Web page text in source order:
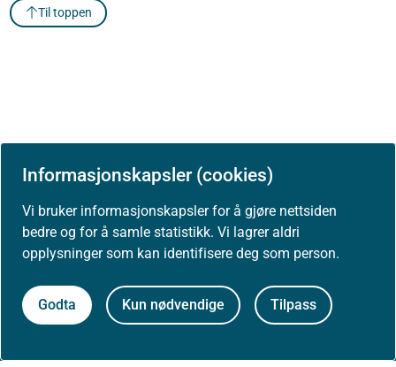
Informasjonskapsler (cookies)
Vi bruker informasjonskapsler for å gjøre nettsiden
bedre og for å samle statistikk. Vi lagrer aldri
opplysninger som kan identifisere deg som person.
Godta Kun nødvendige Tilpass
Til toppen
Om Helsedirektoratet
Om oss